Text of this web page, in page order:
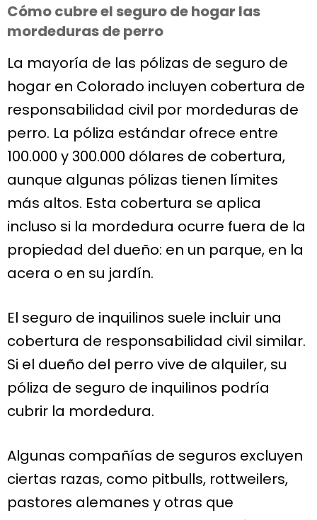
Cómo cubre el seguro de hogar las
mordeduras de perro
La mayoría de las pólizas de seguro de
hogar en Colorado incluyen cobertura de
responsabilidad civil por mordeduras de
perro. La póliza estándar ofrece entre
100.000 y 300.000 dólares de cobertura,
aunque algunas pólizas tienen límites
más altos. Esta cobertura se aplica
incluso si la mordedura ocurre fuera de la
propiedad del dueño: en un parque, en la
acera o en su jardín.
El seguro de inquilinos suele incluir una
cobertura de responsabilidad civil similar.
Si el dueño del perro vive de alquiler, su
póliza de seguro de inquilinos podría
cubrir la mordedura.
Algunas compañías de seguros excluyen
ciertas razas, como pitbulls, rottweilers,
pastores alemanes y otras que